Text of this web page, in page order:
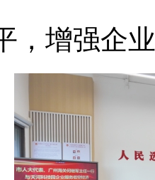
，增强企